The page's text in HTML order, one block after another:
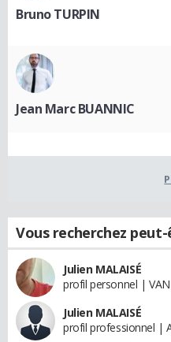
Bruno TURPIN
Jean Marc BUANNIC
Vous recherchez
Julien MALAISÉ
profil personnel |
Julien MALAISÉ
profil professionnel |